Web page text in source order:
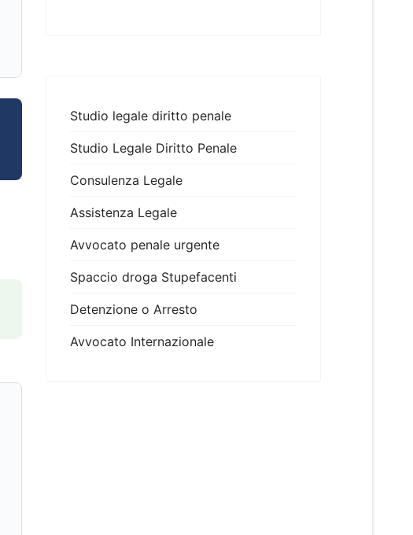
Studio legale diritto penale
Studio Legale Diritto Penale
Consulenza Legale
Assistenza Legale
Avvocato penale urgente
Spaccio droga Stupefacenti
Detenzione o Arresto
Avvocato Internazionale